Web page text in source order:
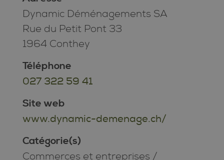
Dynamic Déménagements SA
Rue du Petit Pont 33
1964 Conthey
Téléphone
027 322 59 41
Site web
www.dynamic-demenage.ch/
Catégorie(s)
Commerces et entreprises /